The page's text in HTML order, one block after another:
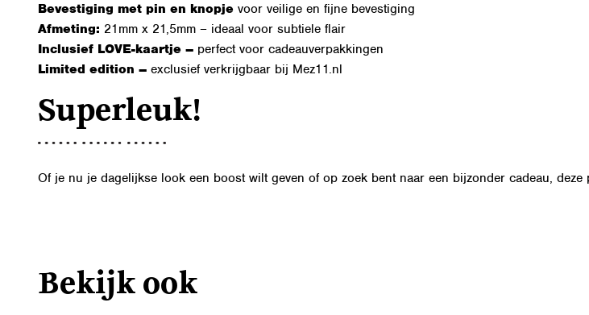
Bevestiging met pin en knopje voor veilige en fijne bevestiging
Afmeting: 21mm x 21,5mm – ideaal voor subtiele flair
Inclusief LOVE-kaartje – perfect voor cadeauverpakkingen
Limited edition – exclusief verkrijgbaar bij Mez11.nl
Superleuk!
Of je nu je dagelijkse look een boost wilt geven of op zoek bent naar een bijzonder cadeau, deze
Bekijk ook